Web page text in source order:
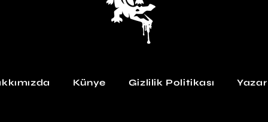
Künye Gizlilik Politikası